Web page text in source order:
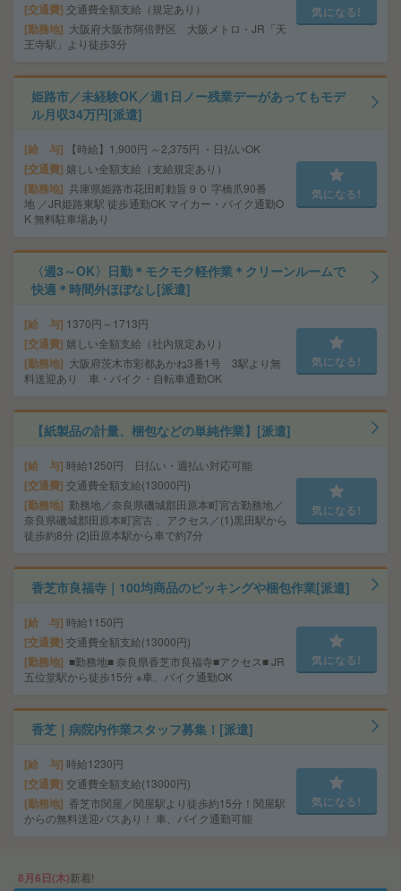
交通費 交通費全額支給（規定あり）
勤務地
大阪府大阪市阿倍野区 大阪メトロ・JR「天
王寺駅」より徒歩3分
気になる!
姫路市／未経験OK／週1日ノー残業デーがあってもモデ
ル月収34万円[派遣]
給 与 【時給】1,900円 ～2,375円 ・日払いOK
交通費 嬉しい全額支給（支給規定あり）
勤務地 兵庫県姫路市花田町勅旨９０ 字橋爪90番
地 ／JR姫路東駅 徒歩通勤OK マイカー・バイク通勤O
K 無料駐車場あり
気になる!
〈週3～OK〉日勤＊モクモク軽作業＊クリーンルームで
快適＊時間外ほぼなし[派遣]
給 与 1370円～1713円
交通費 嬉しい全額支給（社内規定あり）
勤務地
大阪府茨木市彩都あかね3番1号 3駅より無
料送迎あり 車・バイク・自転車通勤OK
気になる!
【紙製品の計量、梱包などの単純作業】[派遣]
給 与 時給1250円 日払い・週払い対応可能
交通費 交通費全額支給(13000円)
勤務地 勤務地／奈良県磯城郡田原本町宮古勤務地／
奈良県磯城郡田原本町宮古 、アクセス／(1)黒田駅から
徒歩約8分 (2)田原本駅から車で約7分
気になる!
香芝市良福寺｜100均商品のピッキングや梱包作業[派遣]
給 与 時給1150円
交通費 交通費全額支給(13000円)
勤務地
■勤務地■ 奈良県香芝市良福寺■アクセス■ JR
五位堂駅から徒歩15分 ※車、バイク通勤OK
気になる!
香芝｜病院内作業スタッフ募集！[派遣]
給 与 時給1230円
交通費 交通費全額支給(13000円)
勤務地 香芝市関屋／関屋駅より徒歩約15分！関屋駅
からの無料送迎バスあり！ 車、バイク通勤可能
気になる!
8月6日(木)新着!